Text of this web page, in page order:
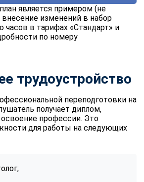
является примером (не
изменений в набор
часов в тарифах «Стандарт» и
по номеру
трудоустройство
переподготовки на
получает диплом,
профессии. Это
для работы на следующих